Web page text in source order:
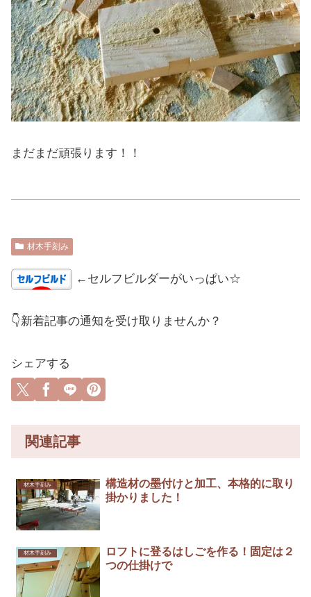
まだまだ頑張ります！！
材木手刻み
←セルフビルダーがいっぱい☆
👇新着記事の通知を受け取りませんか？
シェアする
関連記事
材木手刻み
構造材の墨付けと加工、本格的に取り
掛かりました！
材木手刻み
ロフトに登るはしごを作る！固定は２
つの仕掛けで